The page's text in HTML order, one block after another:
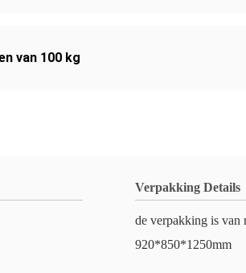
van 100 kg
Verpakking Details
de verpakking is
920*850*1250mm